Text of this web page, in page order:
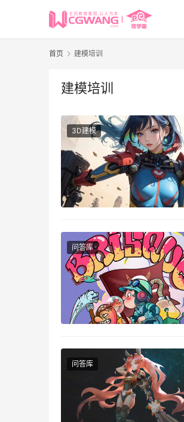
首页 建模培训
建模培训
3D建模
问答库
问答库